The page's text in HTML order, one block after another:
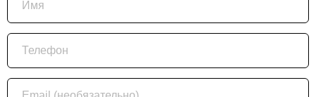
Телефон
Email (необязательно)